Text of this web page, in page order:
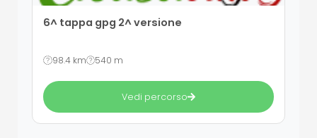
6^ tappa gpg 2^ versione
98.4 km 540 m
Vedi percorso